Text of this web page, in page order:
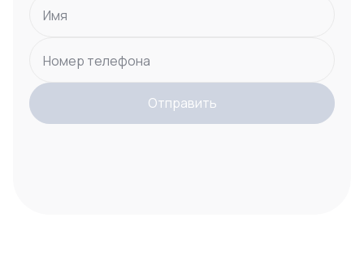
Имя
Номер телефона
Отправить